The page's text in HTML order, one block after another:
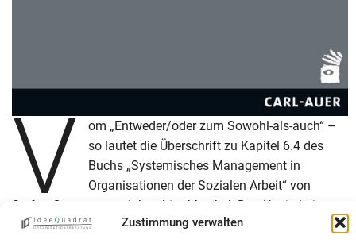
Zustimmung verwalten
V
om „Entweder/oder zum Sowohl-als-auch“ –
so lautet die Überschrift zu Kapitel 6.4 des
Buchs „Systemisches Management in
Organisationen der Sozialen Arbeit“ von
Stefan Gesmann und Joachim Merchel. Das Kapitel nimmt
die Organisationsveränderung aus systemtheoretischer